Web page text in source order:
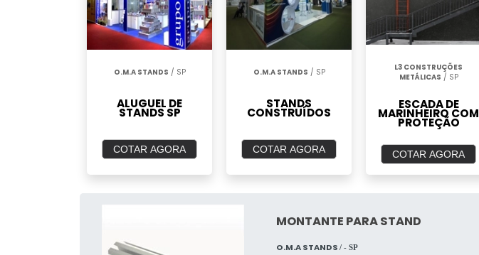
O.M.A STANDS / SP
ALUGUEL DE
STANDS SP
COTAR AGORA
O.M.A STANDS / SP
STANDS
CONSTRUÍDOS
COTAR AGORA
L3 CONSTRUÇÕES
METÁLICAS / SP
ESCADA DE
MARINHEIRO COM
PROTEÇÃO
COTAR AGORA
MONTANTE PARA STAND
O.M.A STANDS/ - SP